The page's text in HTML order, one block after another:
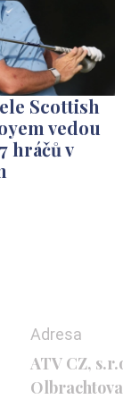
Scottish
vedou
hráčů v
Adresa
ATV CZ,